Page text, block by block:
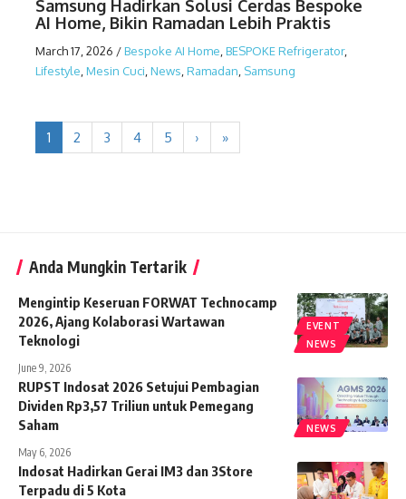
Samsung Hadirkan Solusi Cerdas Bespoke
AI Home, Bikin Ramadan Lebih Praktis
March 17, 2026 /Bespoke AI Home BESPOKE Refrigerator,
Lifestyle Mesin Cuci News Ramadan Samsung
1 2 3 4 5 › »
Anda Mungkin Tertarik
EVENT
NEWS
Mengintip Keseruan FORWAT Technocamp
2026, Ajang Kolaborasi Wartawan
Teknologi
June 9, 2026
NEWS
RUPST Indosat 2026 Setujui Pembagian
Dividen Rp3,57 Triliun untuk Pemegang
Saham
May 6, 2026
Indosat Hadirkan Gerai IM3 dan 3Store
Terpadu di 5 Kota